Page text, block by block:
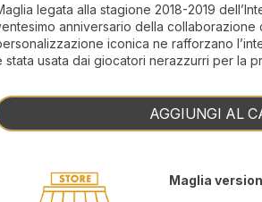
legata alla stagione 2018-2019
anniversario della
iconica ne rafforzano
stata usata dai giocatori nerazzurri per la
AGGIUNGI AL
Maglia